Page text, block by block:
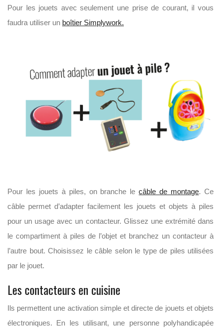
Pour les jouets avec seulement une prise de courant, il vous
faudra utiliser un boîtier Simplywork.
Pour les jouets à piles, on branche lecâble de montage. Ce
câble permet d’adapter facilement les jouets et objets à piles
pour un usage avec un contacteur. Glissez une extrémité dans
le compartiment à piles de l’objet et branchez un contacteur à
l’autre bout. Choisissez le câble selon le type de piles utilisées
par le jouet.
Les contacteurs en cuisine
Ils permettent une activation simple et directe de jouets et objets
électroniques. En les utilisant, une personne polyhandicapée